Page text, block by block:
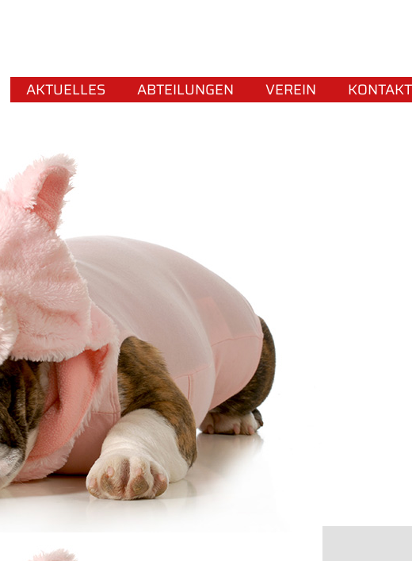
AKTUELLES ABTEILUNGEN VEREIN KONTAKT